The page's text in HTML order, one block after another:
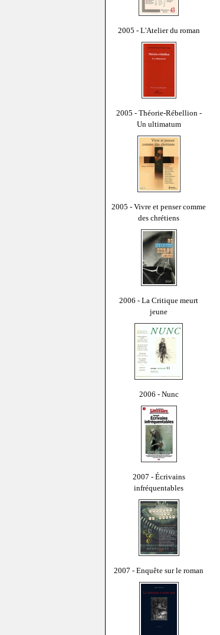
2005 - L'Atelier du roman
2005 - Théorie-Rébellion -
Un ultimatum
2005 - Vivre et penser comme
des chrétiens
2006 - La Critique meurt
jeune
2006 - Nunc
2007 - Écrivains
infréquentables
2007 - Enquête sur le roman